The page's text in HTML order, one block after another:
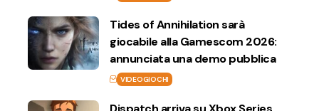
Tides of Annihilation sarà
giocabile alla Gamescom 2026:
annunciata una demo pubblica
VIDEOGIOCHI